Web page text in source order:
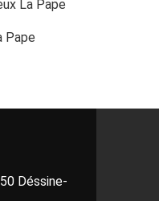
La Pape
Pape
Déssine-